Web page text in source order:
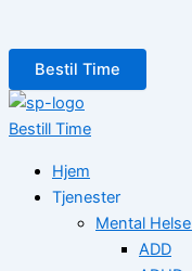
Bestil Time
Bestill Time
Hjem
Tjenester
Mental Helse
ADD